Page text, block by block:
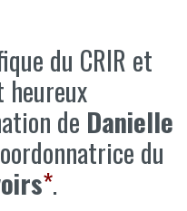
du CRIR et
heureux
de Danielle
du
*.